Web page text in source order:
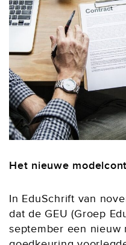
Het nieuwe
In EduSchrift van
dat de GEU (Groep
september een nieuw